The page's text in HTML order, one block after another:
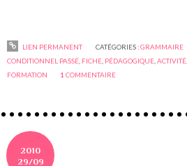
LIEN PERMANENT CATÉGORIES :GRAMMAIRE
CONDITIONNEL PASSÉ FICHE PÉDAGOGIQUE ,ACTIVITÉ
FORMATION
1 COMMENTAIRE
2010
29/09